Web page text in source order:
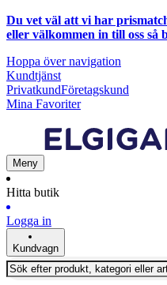
Du vet väl att vi har
eller välkommen in till oss så
Hoppa över navigation
Kundtjänst
PrivatkundFöretagskund
Mina Favoriter
Meny
Hitta butik
Logga in
Kundvagn